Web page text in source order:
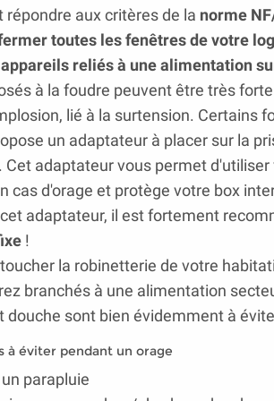
répondre aux critères de la norme
toutes les fenêtres de votre
reliés à une alimentation
à la foudre peuvent être très
lié à la surtension. Certains
un adaptateur à placer sur la
Cet adaptateur vous permet
cas d'orage et protège votre box
adaptateur, il est fortement
!
la robinetterie de votre
branchés à une alimentation
douche sont bien évidemment à
à éviter pendant un orage
parapluie